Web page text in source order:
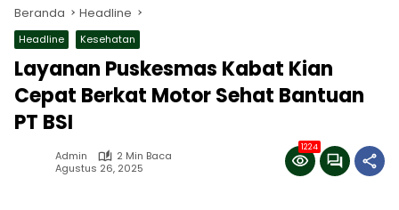
Beranda Headline
Headline Kesehatan
Layanan Puskesmas Kabat Kian
Cepat Berkat Motor Sehat Bantuan
PT BSI
Admin
2 Min Baca
Agustus 26, 2025
1224